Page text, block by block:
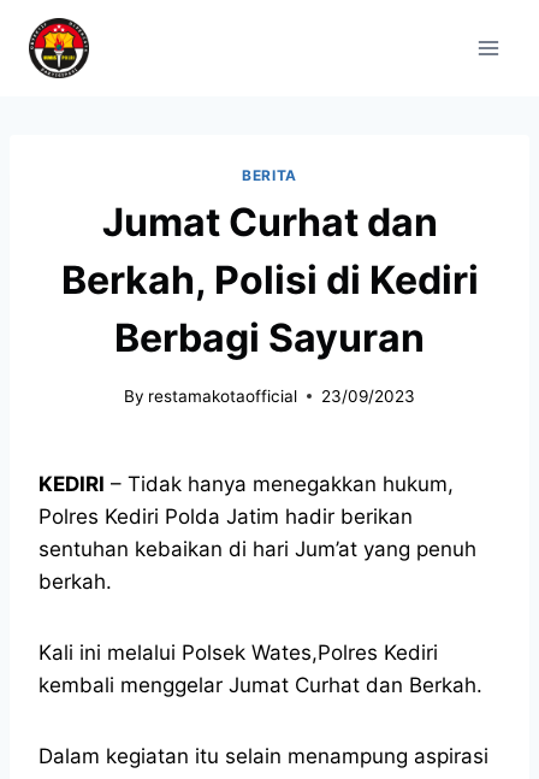
BERITA
Jumat Curhat dan
Berkah, Polisi di Kediri
Berbagi Sayuran
By restamakotaofficial 23/09/2023
KEDIRI – Tidak hanya menegakkan hukum,
Polres Kediri Polda Jatim hadir berikan
sentuhan kebaikan di hari Jum’at yang penuh
berkah.
Kali ini melalui Polsek Wates,Polres Kediri
kembali menggelar Jumat Curhat dan Berkah.
Dalam kegiatan itu selain menampung aspirasi